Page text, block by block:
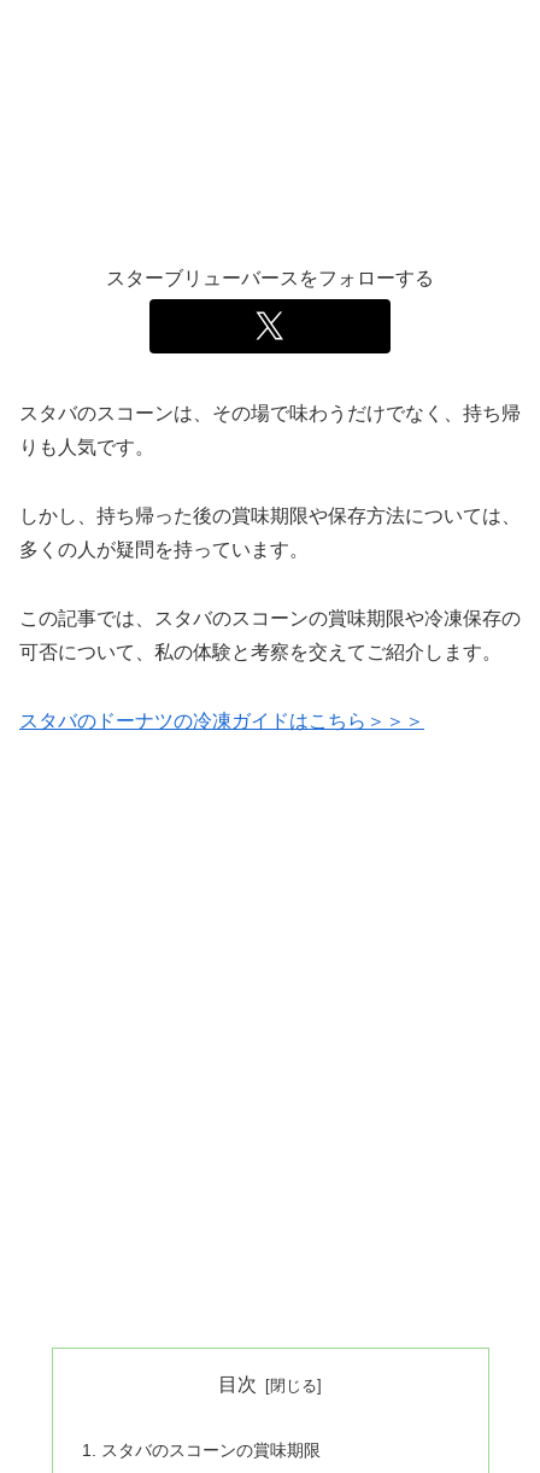
スターブリューバースをフォローする
スタバのスコーンは、その場で味わうだけでなく、持ち帰
りも人気です。
しかし、持ち帰った後の賞味期限や保存方法については、
多くの人が疑問を持っています。
この記事では、スタバのスコーンの賞味期限や冷凍保存の
可否について、私の体験と考察を交えてご紹介します。
スタバのドーナツの冷凍ガイドはこちら＞＞＞
目次
スタバのスコーンの賞味期限